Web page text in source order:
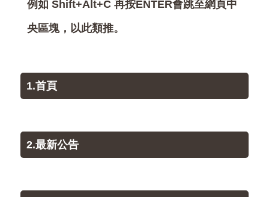
例如 Shift+Alt+C 再按ENTER會跳至網頁中
央區塊，以此類推。
1.首頁
2.最新公告